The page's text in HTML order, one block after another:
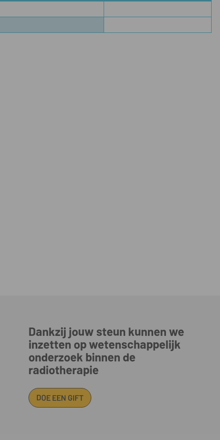
Dankzij jouw steun kunnen we
inzetten op wetenschappelijk
onderzoek binnen de
radiotherapie
DOE EEN GIFT